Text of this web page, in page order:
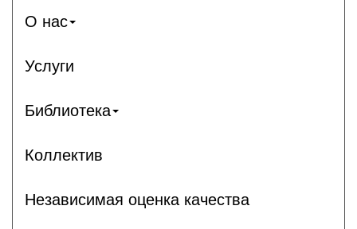
О нас
Услуги
Библиотека
Коллектив
Независимая оценка качества